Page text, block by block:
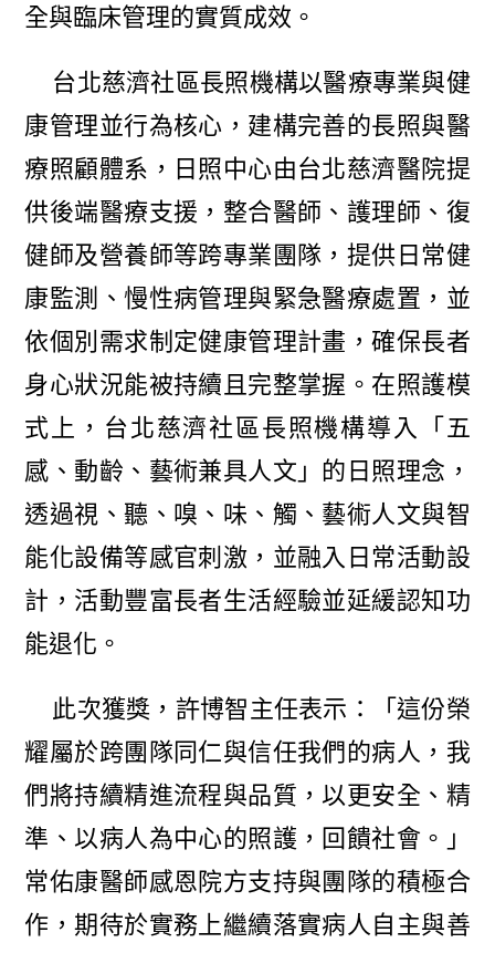
全與臨床管理的實質成效。
台北慈濟社區長照機構以醫療專業與健
康管理並行為核心，建構完善的長照與醫
療照顧體系，日照中心由台北慈濟醫院提
供後端醫療支援，整合醫師、護理師、復
健師及營養師等跨專業團隊，提供日常健
康監測、慢性病管理與緊急醫療處置，並
依個別需求制定健康管理計畫，確保長者
身心狀況能被持續且完整掌握。在照護模
式上，台北慈濟社區長照機構導入「五
感、動齡、藝術兼具人文」的日照理念，
透過視、聽、嗅、味、觸、藝術人文與智
能化設備等感官刺激，並融入日常活動設
計，活動豐富長者生活經驗並延緩認知功
能退化。
此次獲獎，許博智主任表示：「這份榮
耀屬於跨團隊同仁與信任我們的病人，我
們將持續精進流程與品質，以更安全、精
準、以病人為中心的照護，回饋社會。」
常佑康醫師感恩院方支持與團隊的積極合
作，期待於實務上繼續落實病人自主與善